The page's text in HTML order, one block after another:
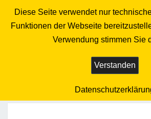
TISCH
Die Bürgerhilfe
Diese Seite verwendet nur
Funktionen der Webseite
Verwendung stimmen Sie
Verstanden